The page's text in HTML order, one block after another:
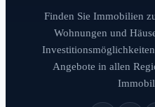
Finden Sie Immobilien
Wohnungen und
Angebote in allen